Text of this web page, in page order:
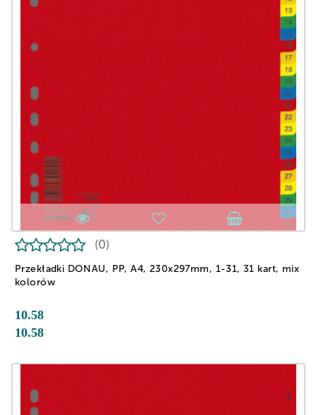
Przekładki DONAU, PP, A4, 230x297mm, 1-31, 31 kart, mix
kolorów
(0)
10.58
10.58